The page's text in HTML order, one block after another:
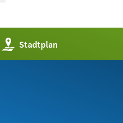
Stadtplan
(Öffnet
in
einem